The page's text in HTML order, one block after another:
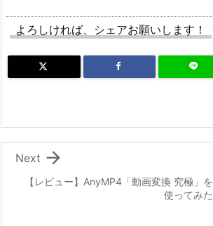
よろしければ、シェアお願いします！
【レビュー】AnyMP4「動画変換 究極」を
使ってみた

Next